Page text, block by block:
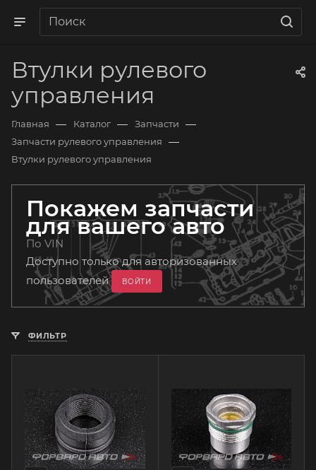
Втулки рулевого
управления
Главная — Каталог — Запчасти —
Запчасти рулевого управления —
Втулки рулевого управления
Покажем запчасти
для вашего авто
По VIN
Доступно только для авторизованных
пользователей
ВОЙТИ
ФИЛЬТР